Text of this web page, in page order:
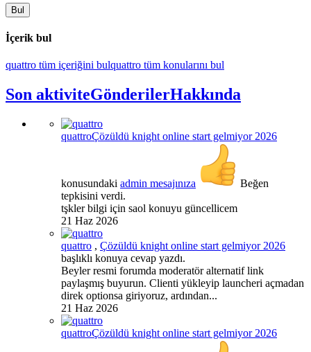
Bul
İçerik bul
quattro tüm içeriğini bulquattro tüm konularını bul
Son aktiviteGönderilerHakkında
quattroÇözüldü knight online start gelmiyor 2026
konusundaki admin mesajınıza
Beğen
tepkisini verdi.
tşkler bilgi için saol konuyu güncellicem
21 Haz 2026
quattro , Çözüldü knight online start gelmiyor 2026
başlıklı konuya cevap yazdı.
Beyler resmi forumda moderatör alternatif link
paylaşmış buyurun. Clienti yükleyip launcheri açmadan
direk optionsa giriyoruz, ardından...
21 Haz 2026
quattroÇözüldü knight online start gelmiyor 2026